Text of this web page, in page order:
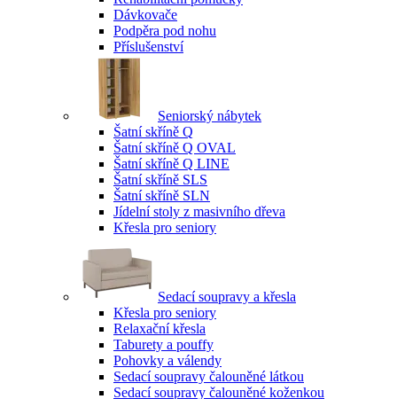
Dávkovače
Podpěra pod nohu
Příslušenství
Seniorský nábytek
Šatní skříně Q
Šatní skříně Q OVAL
Šatní skříně Q LINE
Šatní skříně SLS
Šatní skříně SLN
Jídelní stoly z masivního dřeva
Křesla pro seniory
Sedací soupravy a křesla
Křesla pro seniory
Relaxační křesla
Taburety a pouffy
Pohovky a válendy
Sedací soupravy čalouněné látkou
Sedací soupravy čalouněné koženkou